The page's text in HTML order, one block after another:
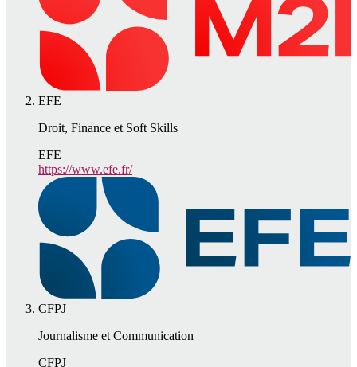
EFE
Droit, Finance et Soft Skills
EFE
https://www.efe.fr/
CFPJ
Journalisme et Communication
CFPJ